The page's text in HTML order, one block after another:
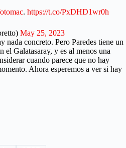
. https://t.co/PxDHD1wr0h
May 25, 2023
nada concreto. Pero Paredes tiene un
el Galatasaray, y es al menos una
cuando parece que no hay
Ahora esperemos a ver si hay